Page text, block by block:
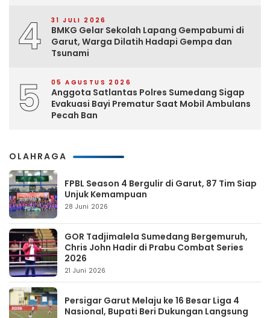
4 31 JULI 2026
BMKG Gelar Sekolah Lapang Gempabumi di
Garut, Warga Dilatih Hadapi Gempa dan
Tsunami
5 05 AGUSTUS 2026
Anggota Satlantas Polres Sumedang Sigap
Evakuasi Bayi Prematur Saat Mobil Ambulans
Pecah Ban
OLAHRAGA
FPBL Season 4 Bergulir di Garut, 87 Tim Siap
Unjuk Kemampuan
28 Juni 2026
GOR Tadjimalela Sumedang Bergemuruh,
Chris John Hadir di Prabu Combat Series
2026
21 Juni 2026
Persigar Garut Melaju ke 16 Besar Liga 4
Nasional, Bupati Beri Dukungan Langsung